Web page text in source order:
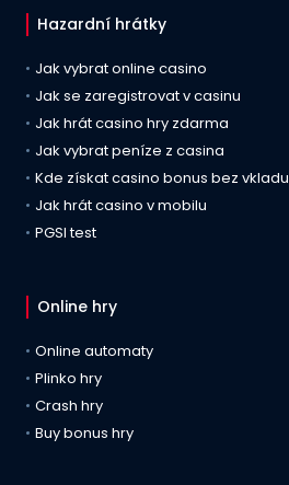
Hazardní hrátky
Jak vybrat online casino
Jak se zaregistrovat v casinu
Jak hrát casino hry zdarma
Jak vybrat peníze z casina
Kde získat casino bonus bez vkladu
Jak hrát casino v mobilu
PGSI test
Online hry
Online automaty
Plinko hry
Crash hry
Buy bonus hry